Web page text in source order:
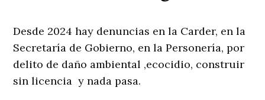
Desde 2024 hay denuncias en la Carder, en la
Secretaría de Gobierno, en la Personería, por
delito de daño ambiental ,ecocidio, construir
sin licencia y nada pasa.